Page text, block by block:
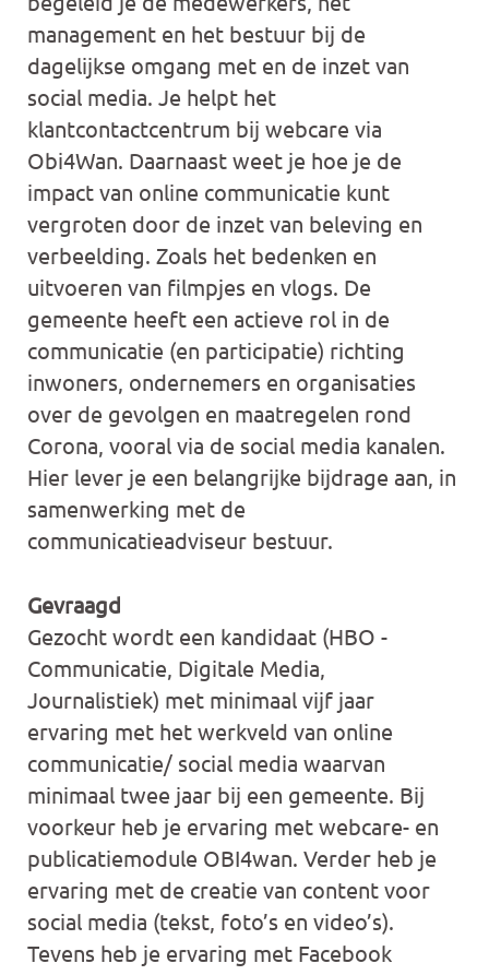
management en het bestuur bij de
dagelijkse omgang met en de inzet van
social media. Je helpt het
klantcontactcentrum bij webcare via
Obi4Wan. Daarnaast weet je hoe je de
impact van online communicatie kunt
vergroten door de inzet van beleving en
verbeelding. Zoals het bedenken en
uitvoeren van filmpjes en vlogs. De
gemeente heeft een actieve rol in de
communicatie (en participatie) richting
inwoners, ondernemers en organisaties
over de gevolgen en maatregelen rond
Corona, vooral via de social media kanalen.
Hier lever je een belangrijke bijdrage aan, in
samenwerking met de
communicatieadviseur bestuur.
Gevraagd
Gezocht wordt een kandidaat (HBO -
Communicatie, Digitale Media,
Journalistiek) met minimaal vijf jaar
ervaring met het werkveld van online
communicatie/ social media waarvan
minimaal twee jaar bij een gemeente. Bij
voorkeur heb je ervaring met webcare- en
publicatiemodule OBI4wan. Verder heb je
ervaring met de creatie van content voor
social media (tekst, foto’s en video’s).
Tevens heb je ervaring met Facebook